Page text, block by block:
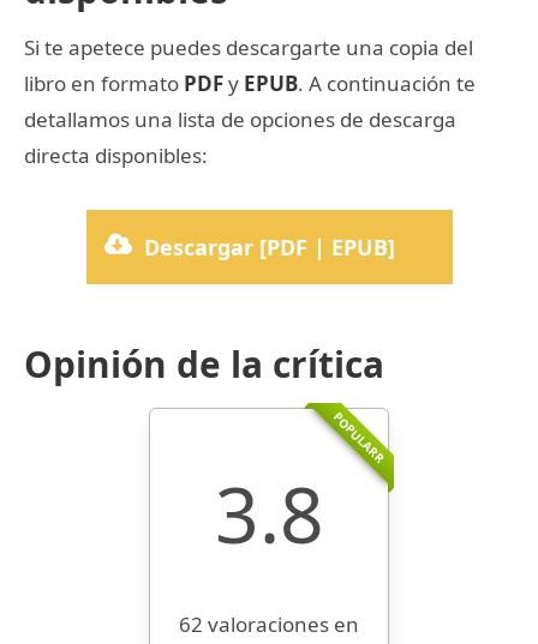
Si te apetece puedes descargarte una copia del
libro en formato PDFy EPUB. A continuación te
detallamos una lista de opciones de descarga
directa disponibles:
Descargar [PDF | EPUB]
Opinión de la crítica
POPULARR
3.8
62 valoraciones en